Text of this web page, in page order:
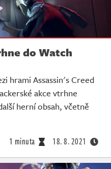
do Watch
hrami Assassin's Creed
akce vtrhne
herní obsah, včetně
1 minuta 18. 8. 2021